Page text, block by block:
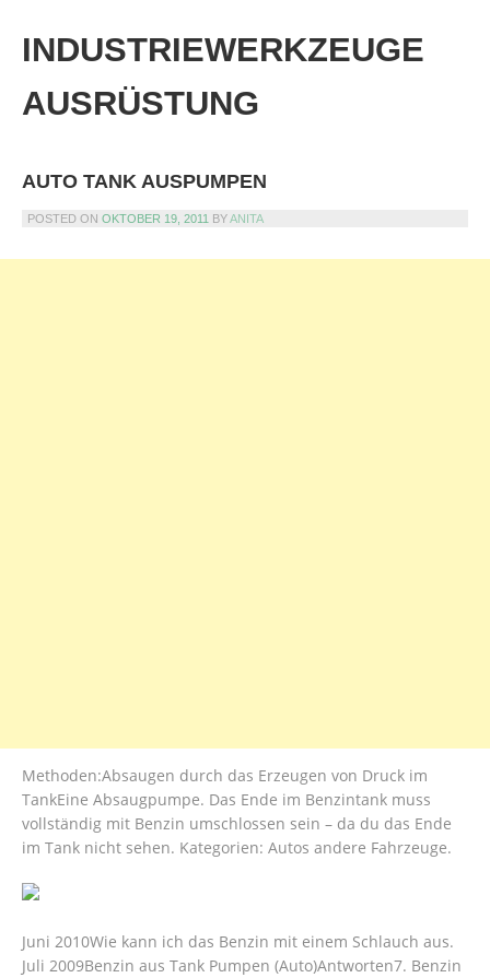
content
INDUSTRIEWERKZEUGE
AUSRÜSTUNG
AUTO TANK AUSPUMPEN
POSTED ON OKTOBER 19, 2011 BYANITA
Methoden:Absaugen durch das Erzeugen von Druck im
TankEine Absaugpumpe. Das Ende im Benzintank muss
vollständig mit Benzin umschlossen sein – da du das Ende
im Tank nicht sehen. Kategorien: Autos andere Fahrzeuge.
Juni 2010Wie kann ich das Benzin mit einem Schlauch aus.
Juli 2009Benzin aus Tank Pumpen (Auto)Antworten7. Benzin